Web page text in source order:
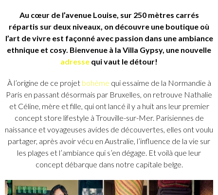
Au cœur de l’avenue Louise, sur 250 mètres carrés
répartis sur deux niveaux, on découvre une boutique où
l’art de vivre est façonné avec passion dans une ambiance
ethnique et cosy. Bienvenue à la Villa Gypsy, une nouvelle
adresse qui vaut le détour!
À l’origine de ce projet bohème qui essaime de la Normandie à
Paris en passant désormais par Bruxelles, on retrouve Nathalie
et Céline, mère et fille, qui ont lancé il y a huit ans leur premier
concept store lifestyle à Trouville-sur-Mer. Parisiennes de
naissance et voyageuses avides de découvertes, elles ont voulu
partager, après avoir vécu en Australie, l’influence de la vie sur
les plages et l’ambiance qui s’en dégage. Et voilà que leur
concept débarque dans notre capitale belge.